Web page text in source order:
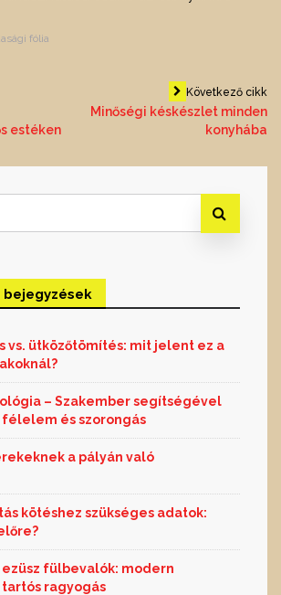
fólia
estéken
Következő cikk
Minőségi késkészlet minden
konyhába
vs. ütközőtömítés: mit jelent ez a
– Szakember segítségével
félelem és szorongás
a pályán való
kötéshez szükséges adatok:
fülbevalók: modern
ragyogás